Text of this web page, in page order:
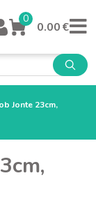
0
0.00 €
Jonte 23cm,